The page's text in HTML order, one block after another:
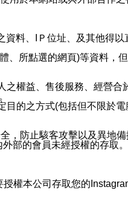
料、IＰ位址、及其他得
、所點選的網頁)等資料，
之權益、售後服務、經營合
的之方式(包括但不限於電
，防止駭客攻擊以及異地備
部的會員未經授權的存取。
權本公司存取您的